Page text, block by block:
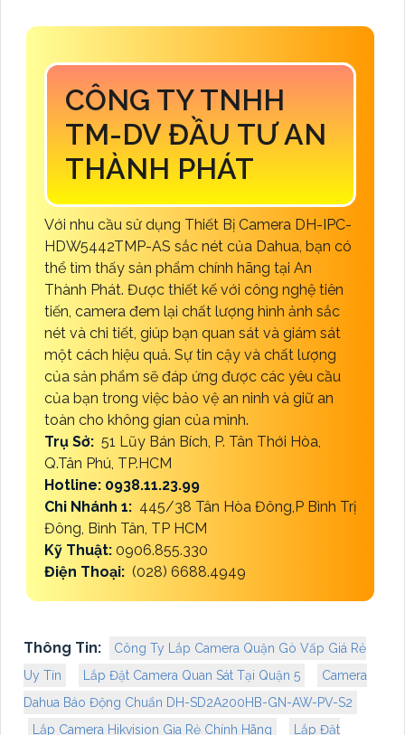
CÔNG TY TNHH
TM-DV ĐẦU TƯ AN
THÀNH PHÁT
Với nhu cầu sử dụng Thiết Bị Camera DH-IPC-
HDW5442TMP-AS sắc nét của Dahua, bạn có
thể tìm thấy sản phẩm chính hãng tại An
Thành Phát. Được thiết kế với công nghệ tiên
tiến, camera đem lại chất lượng hình ảnh sắc
nét và chi tiết, giúp bạn quan sát và giám sát
một cách hiệu quả. Sự tin cậy và chất lượng
của sản phẩm sẽ đáp ứng được các yêu cầu
của bạn trong việc bảo vệ an ninh và giữ an
toàn cho không gian của mình.
Trụ Sở: 51 Lũy Bán Bích, P. Tân Thới Hòa,
Q.Tân Phú, TP.HCM
Hotline: 0938.11.23.99
Chi Nhánh 1: 445/38 Tân Hòa Đông,P Bình Trị
Đông, Bình Tân, TP HCM
Kỹ Thuật: 0906.855.330
Điện Thoại: (028) 6688.4949
Thông Tin:
Công Ty Lắp Camera Quận Gò Vấp Giá Rẻ
Uy Tín
Lắp Đặt Camera Quan Sát Tại Quận 5
Camera
Dahua Báo Động Chuẩn DH-SD2A200HB-GN-AW-PV-S2
Lắp Camera Hikvision Gia Rẻ Chính Hãng
Lắp Đặt